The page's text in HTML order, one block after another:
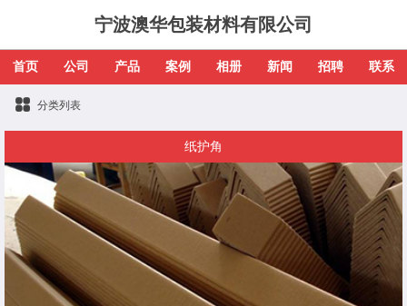
宁波澳华包装材料有限公司
首页 公司 产品 案例 相册 新闻 招聘 联系
分类列表
纸护角